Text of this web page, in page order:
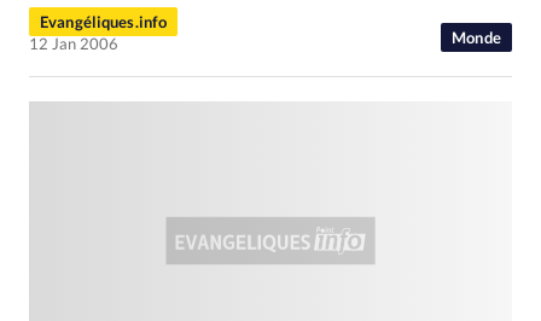
Monde
Evangéliques.info
12 Jan 2006